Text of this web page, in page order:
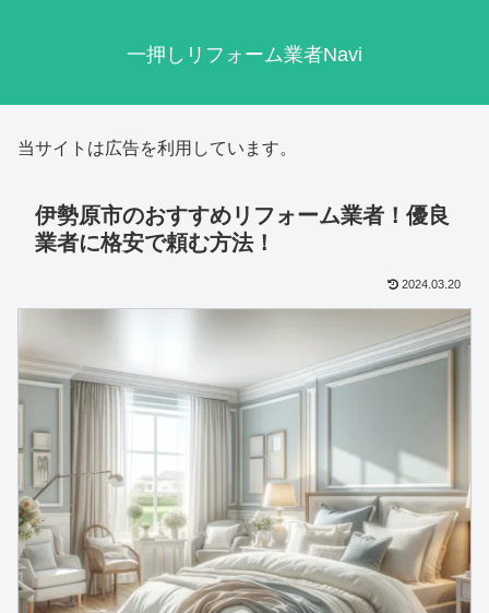
一押しリフォーム業者Navi
当サイトは広告を利用しています。
伊勢原市のおすすめリフォーム業者！優良
業者に格安で頼む方法！
2024.03.20